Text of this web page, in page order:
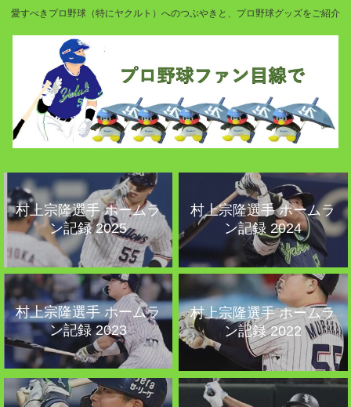
愛すべきプロ野球（特にヤクルト）へのつぶやきと、プロ野球グッズをご紹介
村上宗隆選手 ホームラ
ン記録 2025
村上宗隆選手 ホームラ
ン記録 2024
村上宗隆選手 ホームラ
ン記録 2023
村上宗隆選手 ホームラ
ン記録 2022